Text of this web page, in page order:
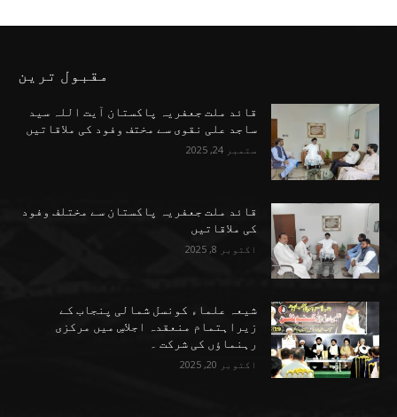
مقبول ترین
قائد ملت جعفریہ پاکستان آیت اللہ سید
ساجد علی نقوی سے مختف وفود کی ملاقاتیں
ستمبر 24, 2025
قائد ملت جعفریہ پاکستان سے مختلف وفود
کی ملاقاتیں
اکتوبر 8, 2025
شیعہ علماء کونسل شمالی پنجاب کے
زیراہتمام منعقدہ اجلاسِ میں مرکزی
رہنماؤں کی شرکت ۔
اکتوبر 20, 2025